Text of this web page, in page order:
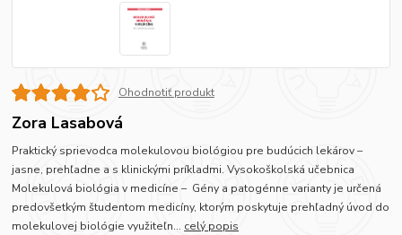
Ohodnotiť produkt
Zora Lasabová
Praktický sprievodca molekulovou biológiou pre budúcich lekárov –
jasne, prehľadne a s klinickými príkladmi. Vysokoškolská učebnica
Molekulová biológia v medicíne – Gény a patogénne varianty je určená
predovšetkým študentom medicíny, ktorým poskytuje prehľadný úvod do
molekulovej biológie využiteľn... celý popis